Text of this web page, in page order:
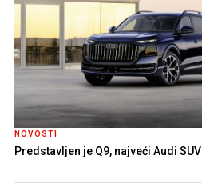
NOVOSTI
Predstavljen je Q9, najveći Audi SUV